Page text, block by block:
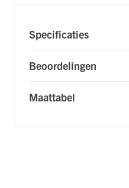
Specificaties
Beoordelingen
Maattabel